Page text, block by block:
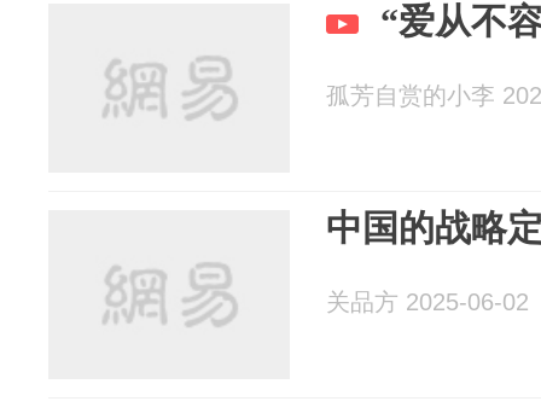
“爱从不
孤芳自赏的小李
中国的战略
关品方 2025-06-02